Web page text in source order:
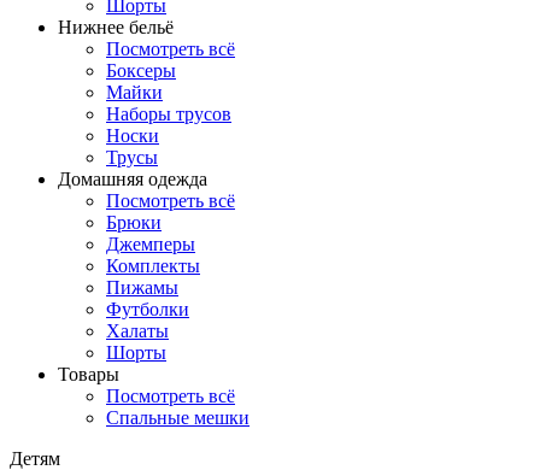
Шорты
Нижнее бельё
Посмотреть всё
Боксеры
Майки
Наборы трусов
Носки
Трусы
Домашняя одежда
Посмотреть всё
Брюки
Джемперы
Комплекты
Пижамы
Футболки
Халаты
Шорты
Товары
Посмотреть всё
Спальные мешки
Детям